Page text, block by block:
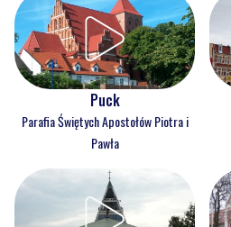
Puck
Parafia Świętych Apostołów Piotra i
Pawła